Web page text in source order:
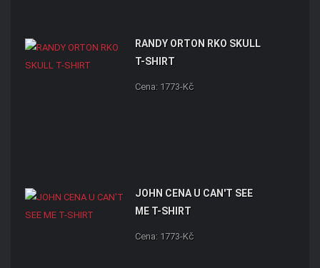
RANDY ORTON RKO SKULL
T-SHIRT
Cena: 1773-Kč
JOHN CENA U CAN'T SEE
ME T-SHIRT
Cena: 1773-Kč